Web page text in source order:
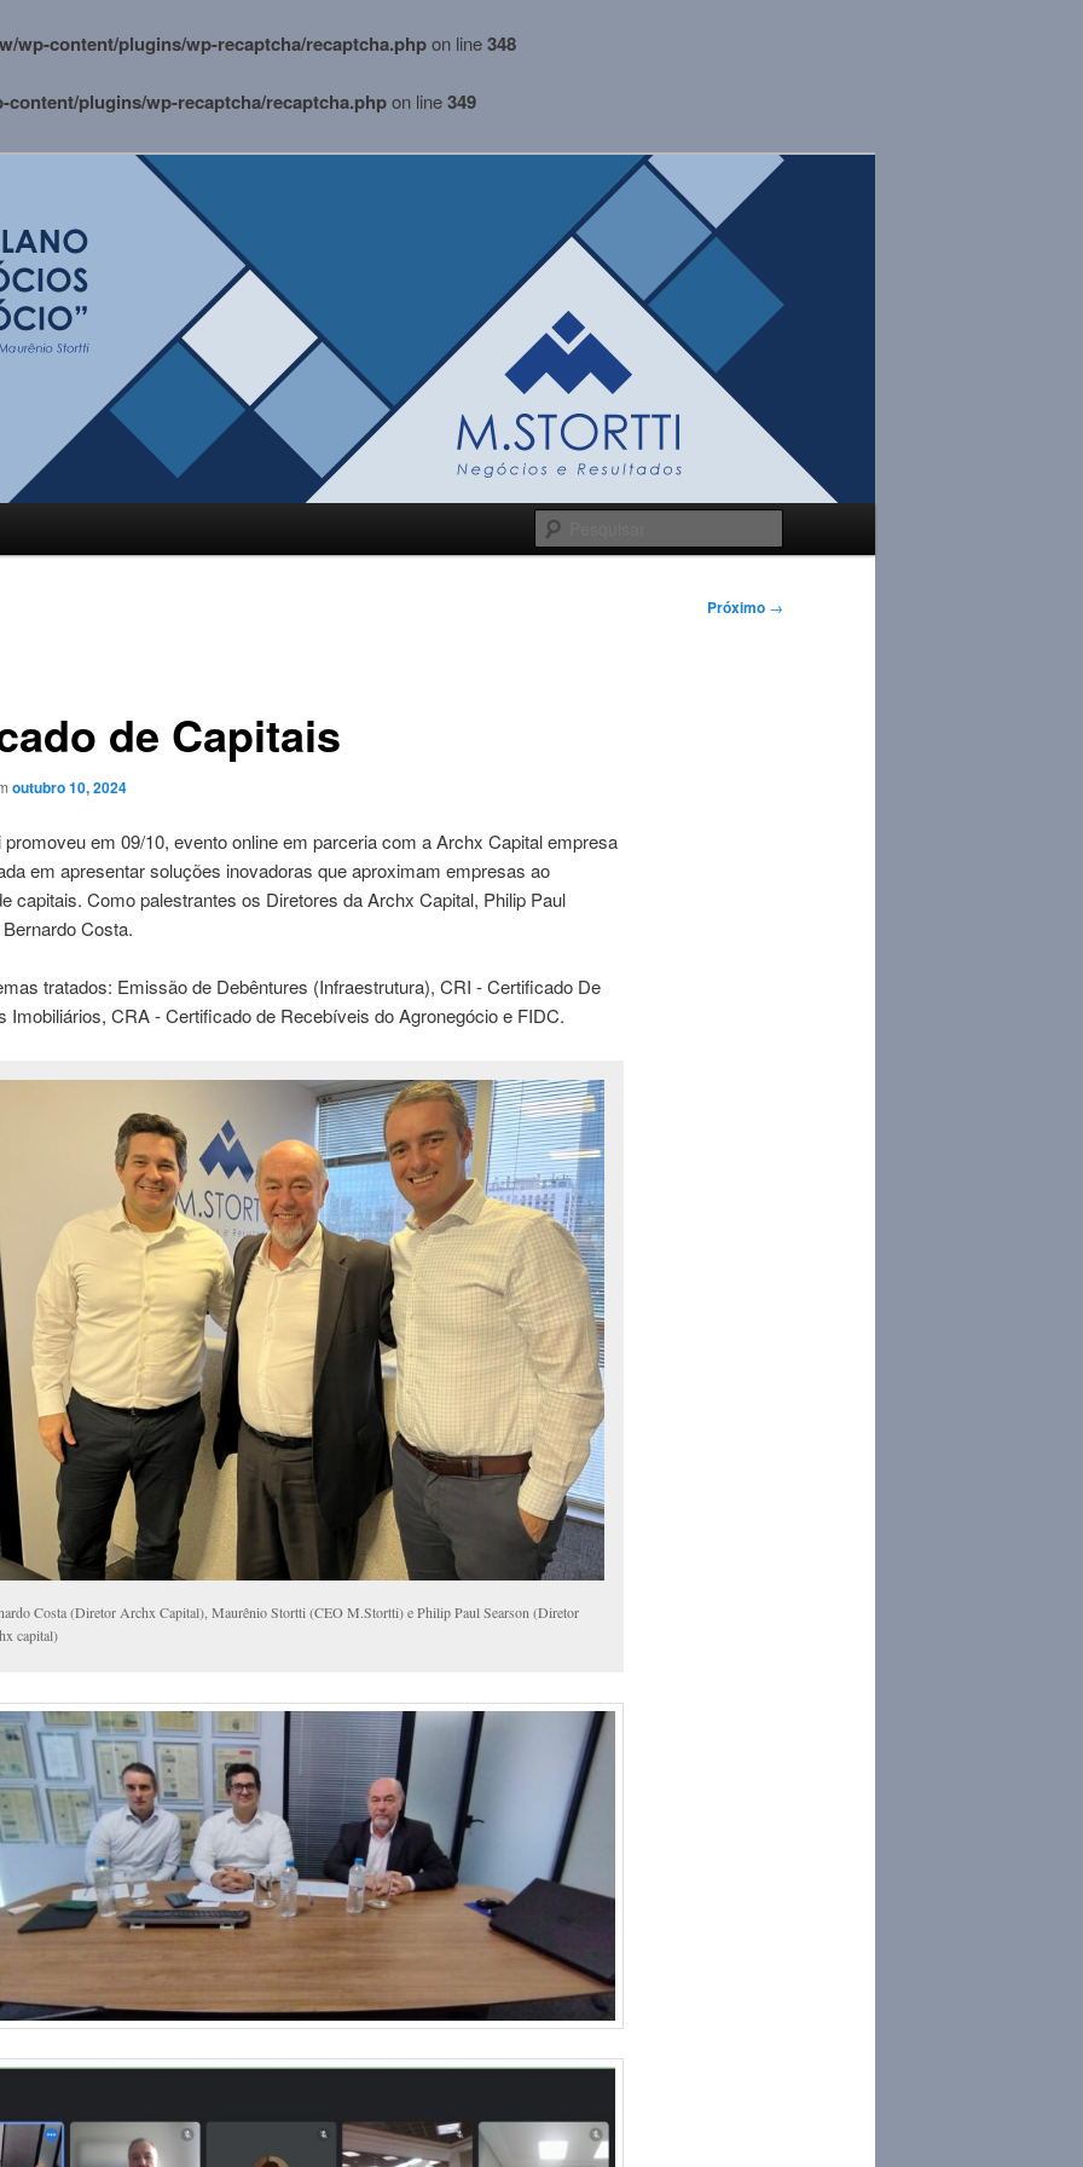
wp-content/plugins/wp-recaptcha/recaptcha.phpon line348
content/plugins/wp-recaptcha/recaptcha.phpon line349
Próximo →
de Capitais
outubro 10, 2024
em 09/10, evento online em parceria com a Archx Capital empresa
em apresentar soluções inovadoras que aproximam empresas ao
capitais. Como palestrantes os Diretores da Archx Capital, Philip Paul
Costa.
tratados: Emissão de Debêntures (Infraestrutura), CRI ‑ Certificado De
Imobiliários, CRA ‑ Certificado de Recebíveis do Agronegócio e FIDC.
Costa (Diretor Archx Capital), Maurênio Stortti (CEO M.Stortti) e Philip Paul Searson (Diretor
capital)